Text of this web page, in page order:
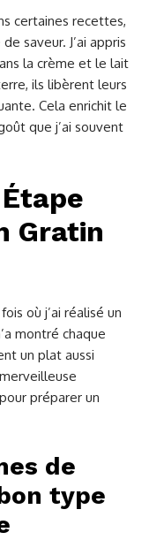
certaines recettes,
saveur. J’ai appris
la crème et le lait
ils libèrent leurs
Cela enrichit le
que j’ai souvent
Gratin
où j’ai réalisé un
montré chaque
un plat aussi
préparer un
de
type